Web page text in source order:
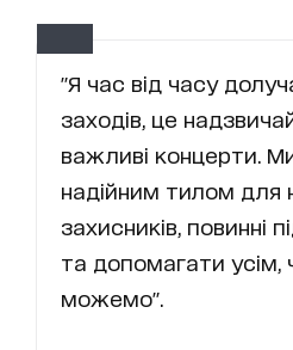
"Я час від часу
заходів, це
важливі концерти.
надійним тилом для
захисників, повинні
та допомагати усім,
можемо".